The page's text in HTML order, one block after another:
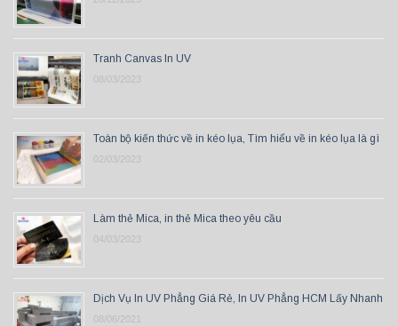
Tranh Canvas In UV
08/03/2023
Toàn bộ kiến thức về in kéo lụa, Tìm hiểu về in kéo lụa là gì
02/03/2023
Làm thẻ Mica, in thẻ Mica theo yêu cầu
04/03/2023
Dịch Vụ In UV Phẳng Giá Rẻ, In UV Phẳng HCM Lấy Nhanh
08/06/2021